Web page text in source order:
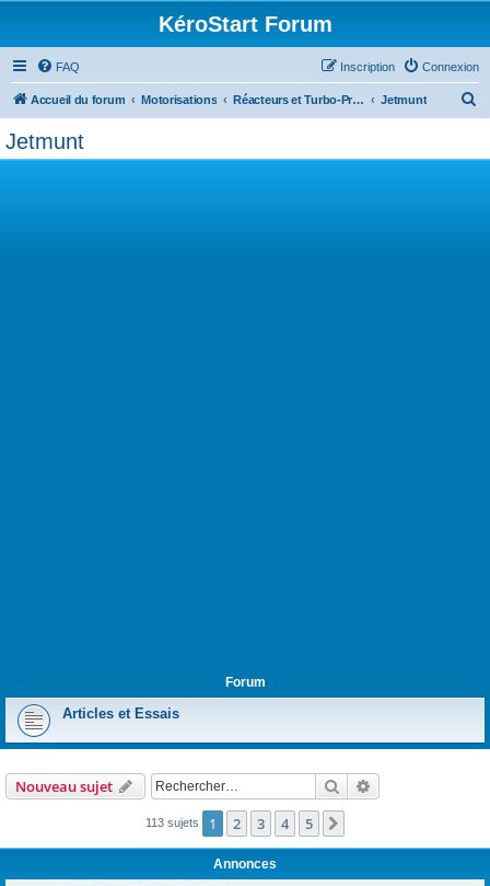
KéroStart Forum
FAQ Connexion
Inscription
Accueil du forum Motorisations Réacteurs et Turbo-Propulseurs Jetmunt
Jetmunt
Forum
Articles et Essais
Nouveau sujet Rechercher
113 sujets 1 2 3 4 5
Annonces